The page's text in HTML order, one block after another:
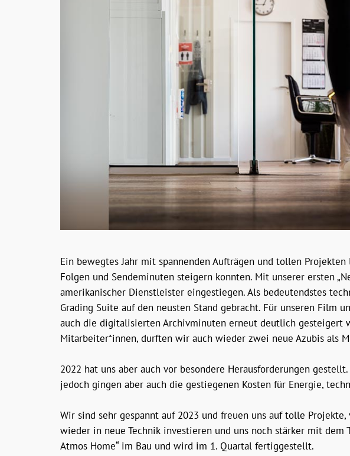
Ein bewegtes Jahr mit spannenden Aufträgen und tollen
Folgen und Sendeminuten steigern konnten. Mit unserer ersten
amerikanischer Dienstleister eingestiegen. Als bedeutendstes
Grading Suite auf den neusten Stand gebracht. Für unseren
auch die digitalisierten Archivminuten erneut deutlich gesteigert
Mitarbeiter*innen, durften wir auch wieder zwei neue Azubis als
2022 hat uns aber auch vor besondere Herausforderungen
jedoch gingen aber auch die gestiegenen Kosten für Energie,
Wir sind sehr gespannt auf 2023 und freuen uns auf tolle
wieder in neue Technik investieren und uns noch stärker mit
Atmos Home“ im Bau und wird im 1. Quartal fertiggestellt.